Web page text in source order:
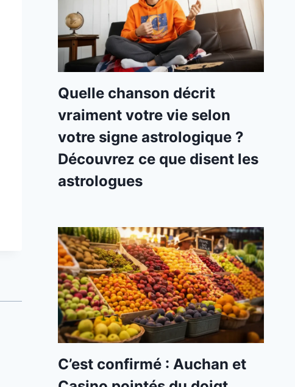
Quelle chanson décrit
vraiment votre vie selon
votre signe astrologique ?
Découvrez ce que disent les
astrologues
C’est confirmé : Auchan et